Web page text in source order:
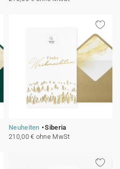
Neuheiten
Siberia
210,00 € ohne MwSt